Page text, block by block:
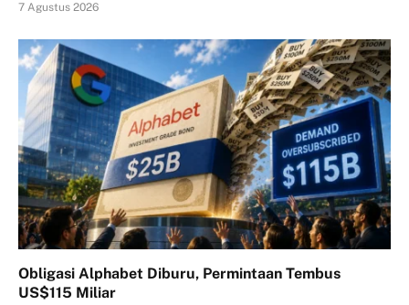
7 Agustus 2026
Obligasi Alphabet Diburu, Permintaan Tembus
US$115 Miliar